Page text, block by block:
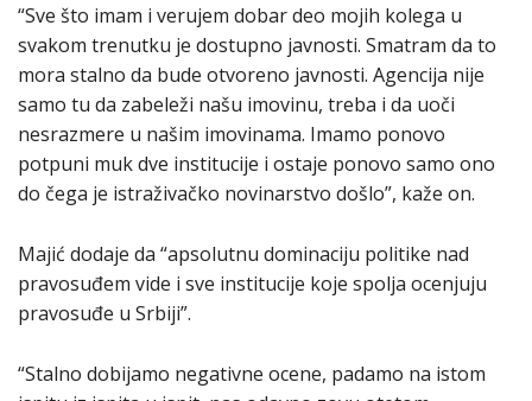
“Sve što imam i verujem dobar deo mojih kolega u
svakom trenutku je dostupno javnosti. Smatram da to
mora stalno da bude otvoreno javnosti. Agencija nije
samo tu da zabeleži našu imovinu, treba i da uoči
nesrazmere u našim imovinama. Imamo ponovo
potpuni muk dve institucije i ostaje ponovo samo ono
do čega je istraživačko novinarstvo došlo”, kaže on.
Majić dodaje da “apsolutnu dominaciju politike nad
pravosuđem vide i sve institucije koje spolja ocenjuju
pravosuđe u Srbiji”.
“Stalno dobijamo negativne ocene, padamo na istom